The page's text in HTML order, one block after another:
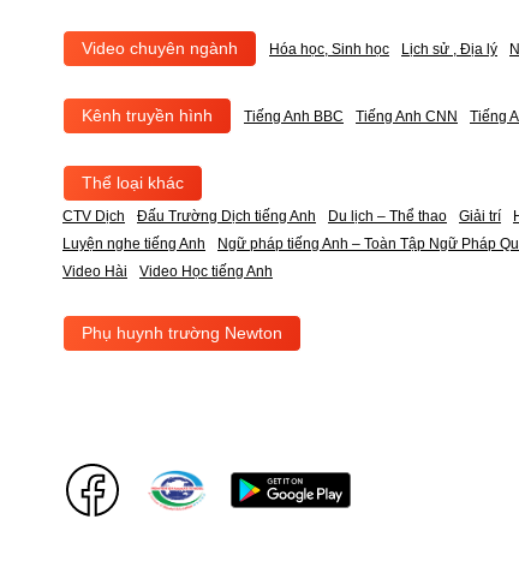
Video chuyên ngành Hóa học, Sinh học Lịch sử , Địa lý
Kênh truyền hình Tiếng Anh BBC Tiếng Anh CNN Tiếng
Thể loại khác
CTV Dịch Đấu Trường Dịch tiếng Anh Du lịch – Thể thao Giải trí
Luyện nghe tiếng Anh
Ngữ pháp tiếng Anh – Toàn Tập Ngữ Pháp
Video Hài
Video Học tiếng Anh
Phụ huynh trường Newton